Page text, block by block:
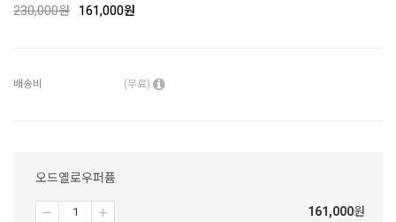
230,000원 161,000원
배송비 (무료)
오드옐로우퍼퓸
161,000원